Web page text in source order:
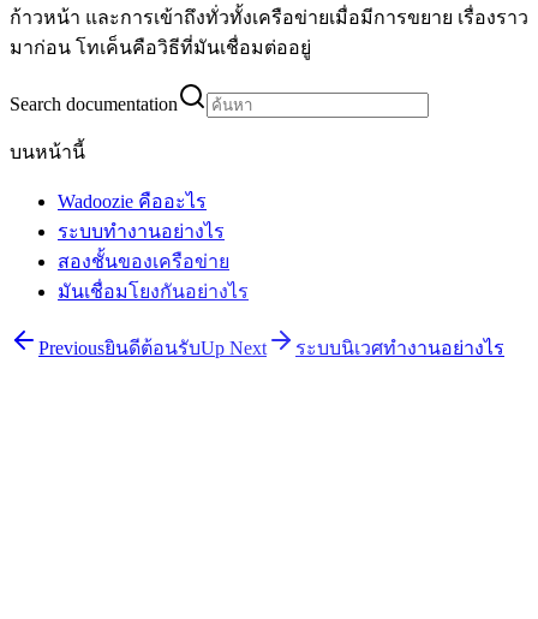
ก้าวหน้า และการเข้าถึงทั่วทั้งเครือข่ายเมื่อมีการขยาย เรื่องราว
มาก่อน โทเค็นคือวิธีที่มันเชื่อมต่ออยู่
Search documentation
บนหน้านี้
Wadoozie คืออะไร
ระบบทำงานอย่างไร
สองชั้นของเครือข่าย
มันเชื่อมโยงกันอย่างไร
Previousยินดีต้อนรับUp Next ระบบนิเวศทำงานอย่างไร